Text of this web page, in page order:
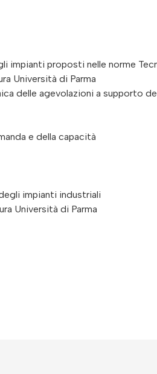
impianti proposti nelle norme
Università di Parma
delle agevolazioni a supporto
e della capacità
impianti industriali
Università di Parma